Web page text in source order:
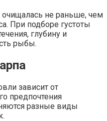
не раньше, чем
При подборе густоты
глубину и
рыбы.
зависит от
предпочтения
разные виды